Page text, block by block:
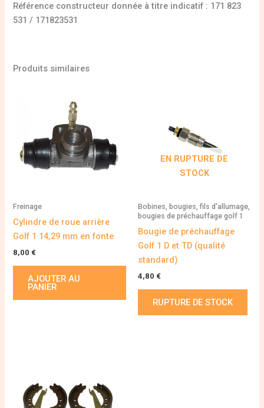
Référence constructeur donnée à titre indicatif : 171 823
531 / 171823531
Produits similaires
Freinage
Cylindre de roue arrière
Golf 1 14,29 mm en fonte
8,00 €
AJOUTER AU
PANIER
EN RUPTURE DE
STOCK
Bobines, bougies, fils d'allumage,
bougies de préchauffage golf 1
Bougie de préchauffage
Golf 1 D et TD (qualité
standard)
4,80 €
RUPTURE DE STOCK